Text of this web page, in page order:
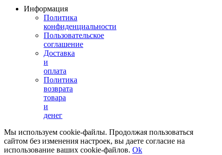
Информация
Политика
конфиденциальности
Пользовательское
соглашение
Доставка
и
оплата
Политика
возврата
товара
и
денег
Мы используем cookie-файлы. Продолжая пользоваться
сайтом без изменения настроек, вы даете согласие на
использование ваших cookie-файлов. Ok